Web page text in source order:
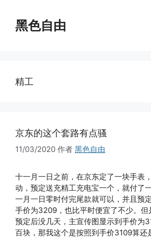
黑色自由
精工
京东的这个套路有点骚
11/03/2020 作者 黑色自由
十一月一日之前，在京东定了一块手表
动，预定送充精工充电宝一个，就付了
一月一日零时付完尾款就可以，并且预
手价为3209，也比平时便宜了不少。但
预定后没几天，主宣传图显示到手价为
百块，那我这个是按照到手价3109算还